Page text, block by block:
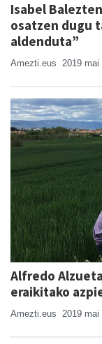
Isabel
osatzen dugu
aldenduta”
Amezti.eus 2019 mai
Alfredo
eraikitako
Amezti.eus 2019 mai